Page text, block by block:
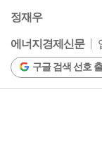
정재우
에너지경제신문
구글 검색 선호